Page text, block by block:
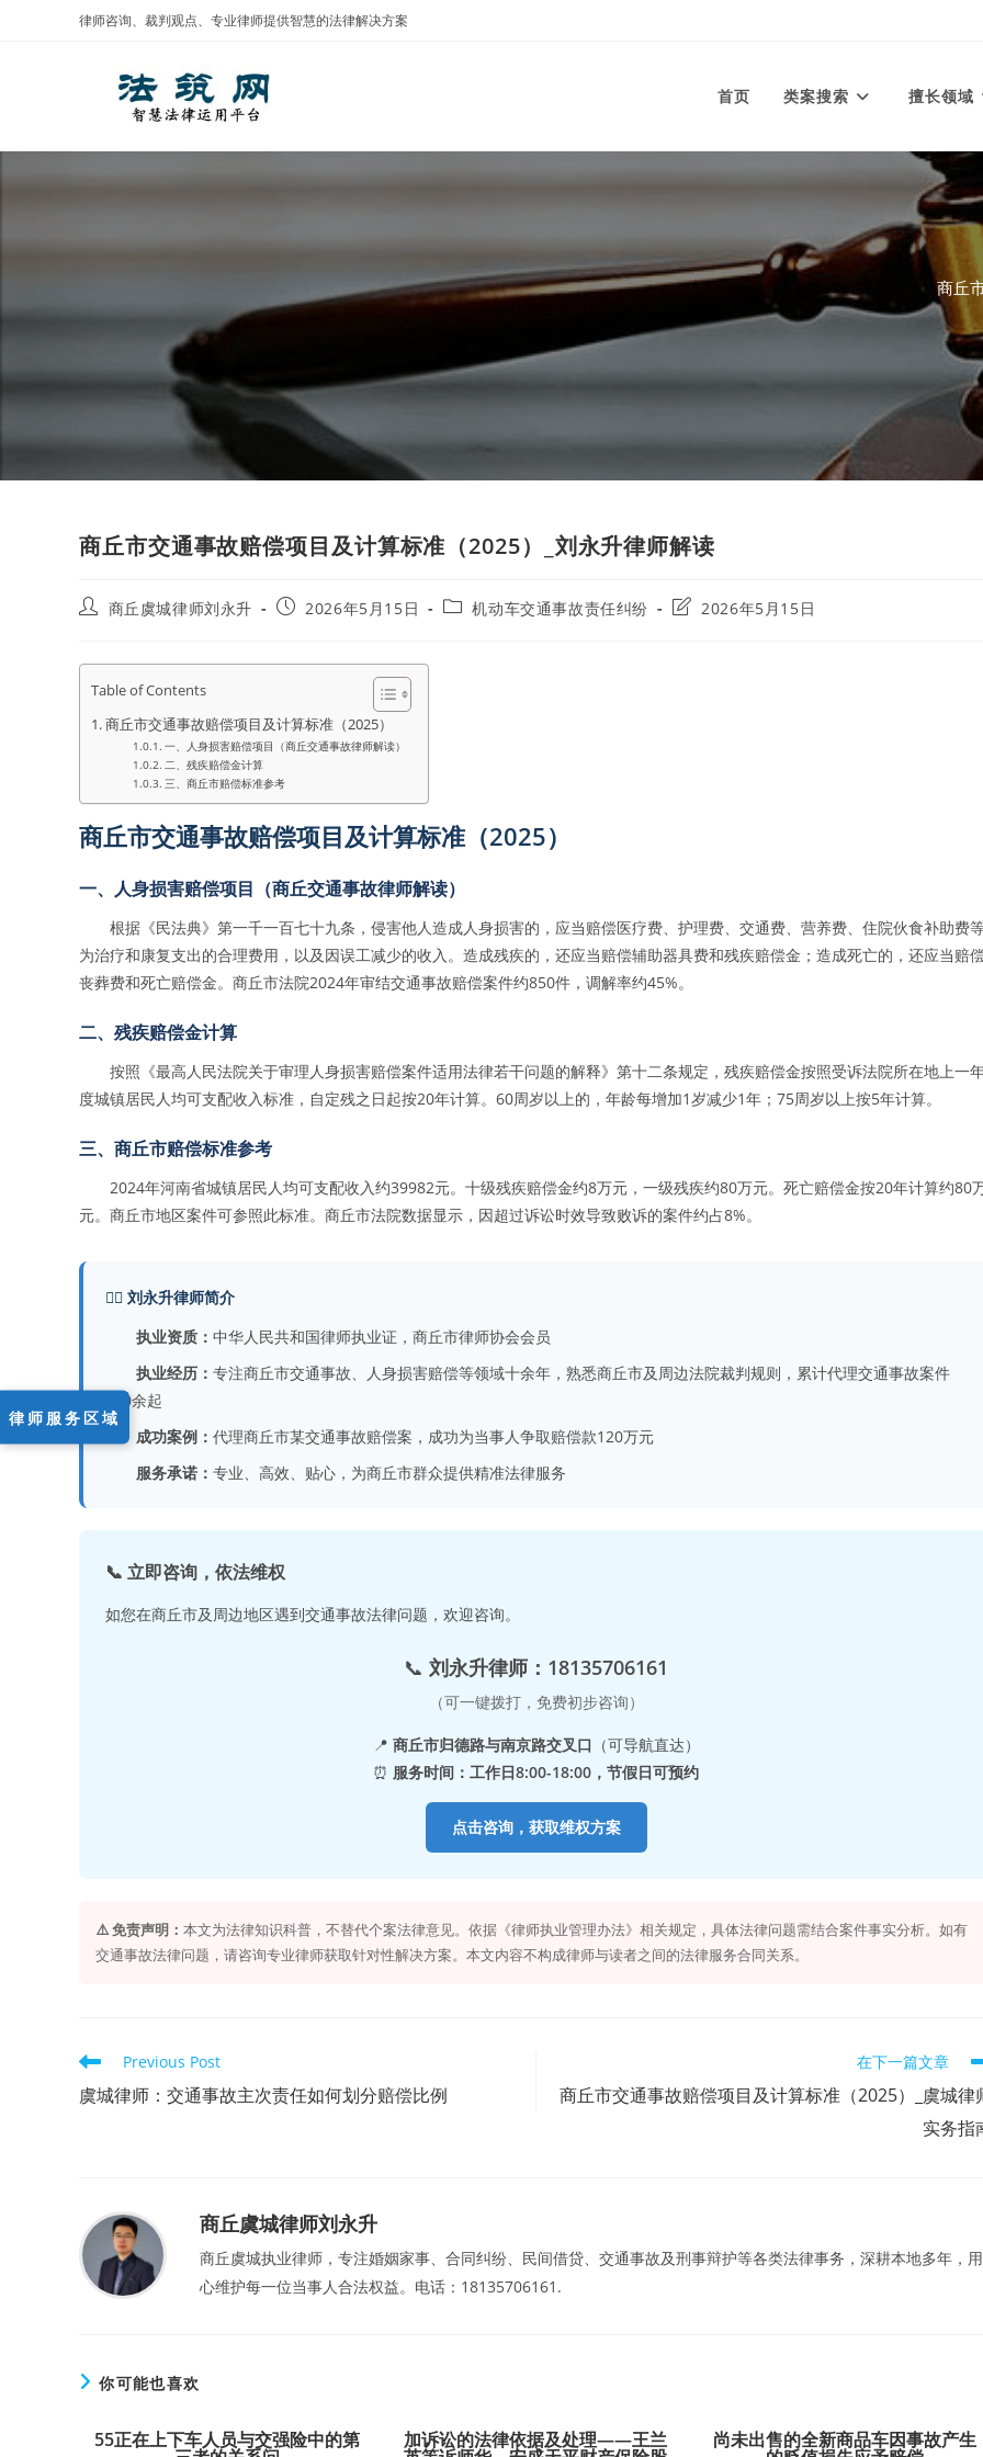
律师咨询、裁判观点、专业律师提供智慧的法律解决方案
首页 类案搜索 擅长领域
商丘
商丘市交通事故赔偿项目及计算标准（2025）_刘永升律师解读
Post商丘虞城律师刘永升
Post2026年5月15日
Post机动车交通事故责任纠纷
Post2026年5月15日
Table of Contents
商丘市交通事故赔偿项目及计算标准（2025）
一、人身损害赔偿项目（商丘交通事故律师解读）
二、残疾赔偿金计算
三、商丘市赔偿标准参考
商丘市交通事故赔偿项目及计算标准（2025）
一、人身损害赔偿项目（商丘交通事故律师解读）
根据《民法典》第一千一百七十九条，侵害他人造成人身损害的，应当赔偿医疗费、护理费、交通费、营养费、住院伙食补助费
为治疗和康复支出的合理费用，以及因误工减少的收入。造成残疾的，还应当赔偿辅助器具费和残疾赔偿金；造成死亡的，还应当赔
丧葬费和死亡赔偿金。商丘市法院2024年审结交通事故赔偿案件约850件，调解率约45%。
二、残疾赔偿金计算
按照《最高人民法院关于审理人身损害赔偿案件适用法律若干问题的解释》第十二条规定，残疾赔偿金按照受诉法院所在地上一
度城镇居民人均可支配收入标准，自定残之日起按20年计算。60周岁以上的，年龄每增加1岁减少1年；75周岁以上按5年计算。
三、商丘市赔偿标准参考
2024年河南省城镇居民人均可支配收入约39982元。十级残疾赔偿金约8万元，一级残疾约80万元。死亡赔偿金按20年计算约80
元。商丘市地区案件可参照此标准。商丘市法院数据显示，因超过诉讼时效导致败诉的案件约占8%。
👨‍⚖️ 刘永升律师简介
执业资质： 中华人民共和国律师执业证，商丘市律师协会会员
执业经历： 专注商丘市交通事故、人身损害赔偿等领域十余年，熟悉商丘市及周边法院裁判规则，累计代理交通事故案件
500余起
成功案例： 代理商丘市某交通事故赔偿案，成功为当事人争取赔偿款120万元
服务承诺： 专业、高效、贴心，为商丘市群众提供精准法律服务
📞 立即咨询，依法维权
如您在商丘市及周边地区遇到交通事故法律问题，欢迎咨询。
📞 刘永升律师：18135706161
（可一键拨打，免费初步咨询）
📍 商丘市归德路与南京路交叉口 （可导航直达）
⏰ 服务时间：工作日8:00-18:00，节假日可预约
点击咨询，获取维权方案
⚠️ 免责声明： 本文为法律知识科普，不替代个案法律意见。依据《律师执业管理办法》相关规定，具体法律问题需结合案件事实分析。如有
交通事故法律问题，请咨询专业律师获取针对性解决方案。本文内容不构成律师与读者之间的法律服务合同关系。
Read
more
articles
Previous Post
虞城律师：交通事故主次责任如何划分赔偿比例
在下一篇文章
商丘市交通事故赔偿项目及计算标准（2025）_虞城律
实务指
商丘虞城律师刘永升
商丘虞城执业律师，专注婚姻家事、合同纠纷、民间借贷、交通事故及刑事辩护等各类法律事务，深耕本地多年，用
心维护每一位当事人合法权益。电话：18135706161.
你可能也喜欢
55正在上下车人员与交强险中的第 加诉讼的法律依据及处理——王兰 尚未出售的全新商品车因事故产生
律师服务区域